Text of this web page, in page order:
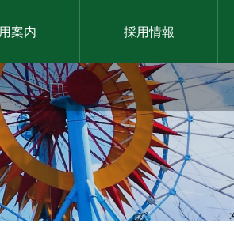
案内 採用情報